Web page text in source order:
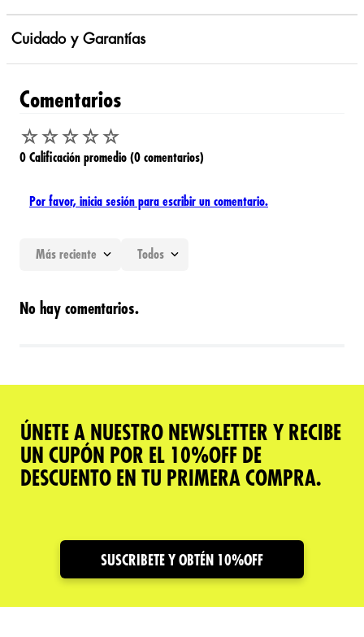
Cuidado y Garantías
Comentarios
☆☆☆☆☆
0 Calificación promedio (0 comentarios)
Por favor, inicia sesión para escribir un comentario.
Más reciente Todos
No hay comentarios.
ÚNETE A NUESTRO NEWSLETTER Y RECIBE
UN CUPÓN POR EL 10%OFF DE
DESCUENTO EN TU PRIMERA COMPRA.
SUSCRIBETE Y OBTÉN 10%OFF